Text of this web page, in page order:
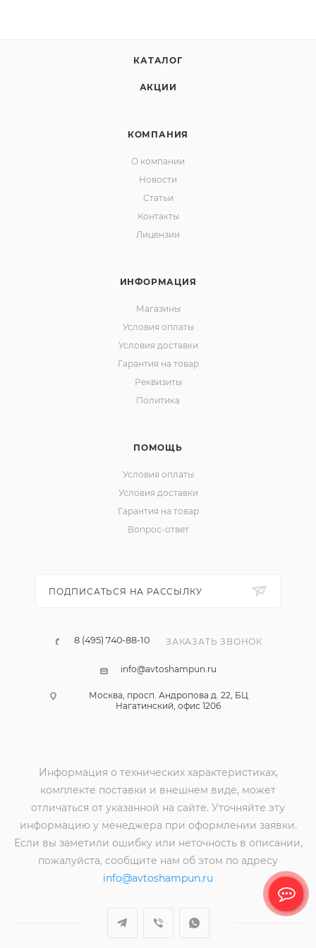
КАТАЛОГ
АКЦИИ
КОМПАНИЯ
О компании
Новости
Статьи
Контакты
Лицензии
ИНФОРМАЦИЯ
Магазины
Условия оплаты
Условия доставки
Гарантия на товар
Реквизиты
Политика
ПОМОЩЬ
Условия оплаты
Условия доставки
Гарантия на товар
Вопрос-ответ
ПОДПИСАТЬСЯ НА РАССЫЛКУ
8 (495) 740-88-10 ЗАКАЗАТЬ ЗВОНОК
info@avtoshampun.ru
Москва, просп. Андропова д. 22, БЦ
Нагатинский, офис 1206
Информация о технических характеристиках,
комплекте поставки и внешнем виде, может
отличаться от указанной на сайте. Уточняйте эту
информацию у менеджера при оформлении заявки.
Если вы заметили ошибку или неточность в описании,
пожалуйста, сообщите нам об этом по адресу
info@avtoshampun.ru